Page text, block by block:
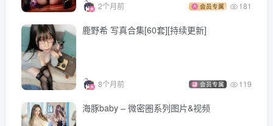
[7.5更1]
面饼仙儿 NO.126 狗妹JK[24P-188.7M]
[6.30更1]
面饼仙儿 NO.125 木屋女仆[27P-251.2M]
[5.8更1]
2个月前 会员专属 181
鹿野希 写真合集[60套][持续更新]
8个月前 会员专属 119
海豚baby – 微密圈系列图片&视频